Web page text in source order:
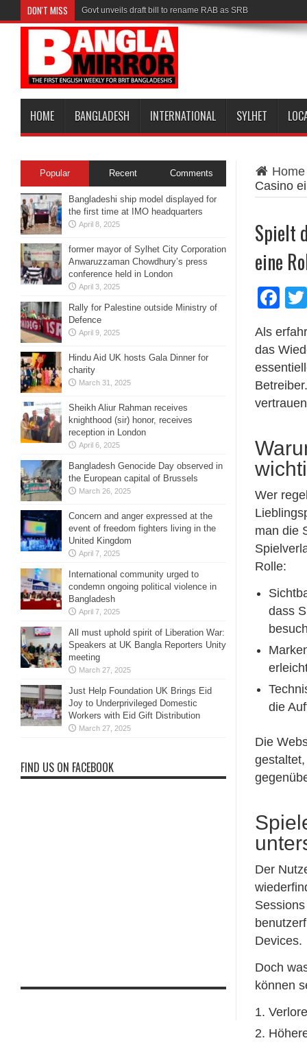
DON'T MISS Govt unveils draft bill to rename RAB as SRB
HOME BANGLADESH INTERNATIONAL SYLHET
Home
Casino
Spielt
eine
Als
das
Wer
man die
Rolle:
dass
die
Die
Der
Devices.
Doch
können
Popular Recent Comments
Bangladeshi ship model displayed for
the first time at IMO headquarters
April 8, 2025
former mayor of Sylhet City Corporation
Anwaruzzaman Chowdhury’s press
conference held in London
April 3, 2025
Rally for Palestine outside Ministry of
Defence
April 9, 2025
Hindu Aid UK hosts Gala Dinner for
charity
March 31, 2025
Sheikh Aliur Rahman receives
knighthood (sir) honor, receives
reception in London
April 6, 2025
Bangladesh Genocide Day observed in
the European capital of Brussels
March 26, 2025
Concern and anger expressed at the
event of freedom fighters living in the
United Kingdom
April 7, 2025
International community urged to
condemn ongoing political violence in
Bangladesh
April 7, 2025
All must uphold spirit of Liberation War:
Speakers at UK Bangla Reporters Unity
meeting
March 27, 2025
Just Help Foundation UK Brings Eid
Joy to Underprivileged Domestic
Workers with Eid Gift Distribution
March 27, 2025
FIND US ON FACEBOOK